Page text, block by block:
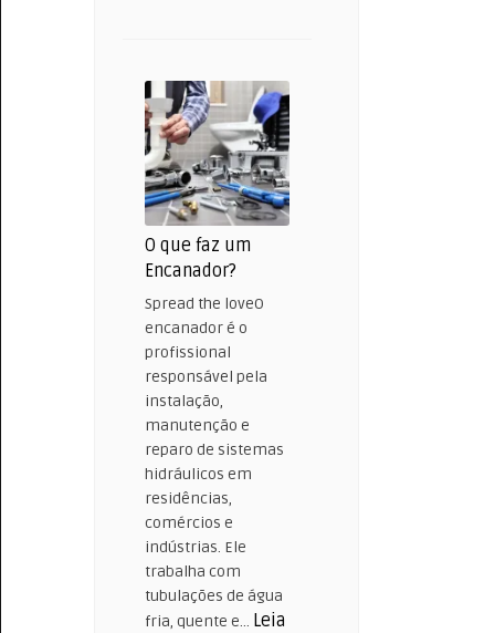
Conserto
de
Aquecedor?
O que faz um
Encanador?
Spread the loveO
encanador é o
profissional
responsável pela
instalação,
manutenção e
reparo de sistemas
hidráulicos em
residências,
comércios e
indústrias. Ele
trabalha com
tubulações de água
fria, quente e… Leia